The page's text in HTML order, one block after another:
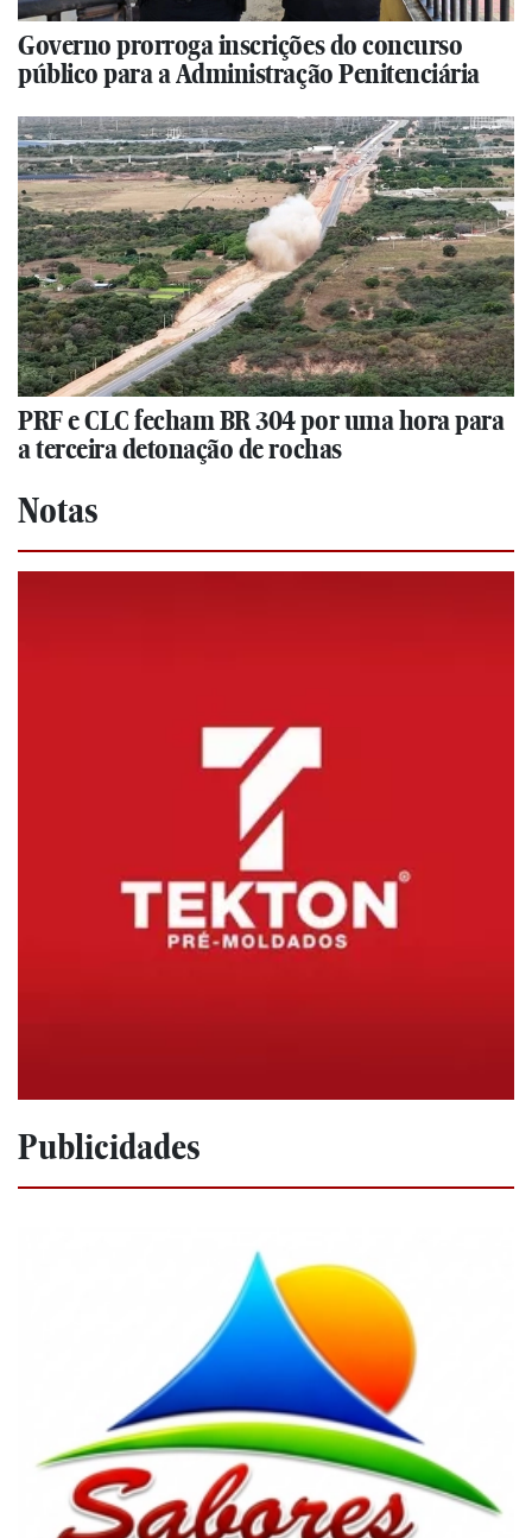
Governo prorroga inscrições do concurso
público para a Administração Penitenciária
PRF e CLC fecham BR 304 por uma hora para
a terceira detonação de rochas
Notas
Publicidades